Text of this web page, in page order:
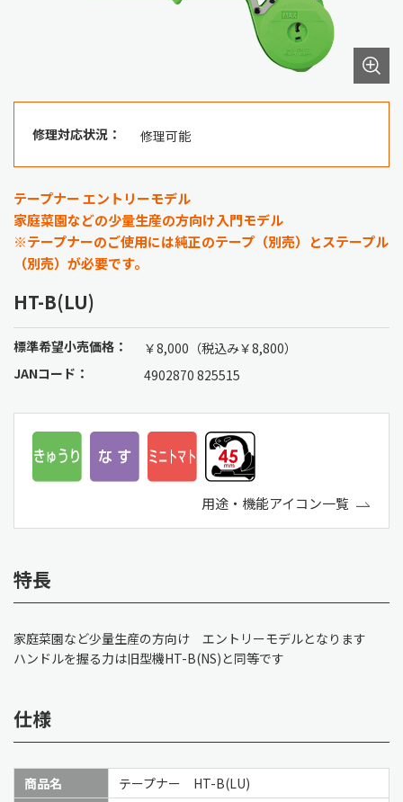
修理対応状況： 修理可能
テープナー エントリーモデル
家庭菜園などの少量生産の方向け入門モデル
※テープナーのご使用には純正のテープ（別売）とステープル
（別売）が必要です。
HT-B(LU)
標準希望小売価格：
￥8,000（税込み￥8,800）
JANコード：
4902870 825515
用途・機能アイコン一覧
特長
家庭菜園など少量生産の方向け エントリーモデルとなります
ハンドルを握る力は旧型機HT-B(NS)と同等です
仕様
商品名
テープナー HT-B(LU)